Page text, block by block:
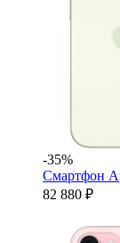
-35%
Смартфон
82 880 ₽